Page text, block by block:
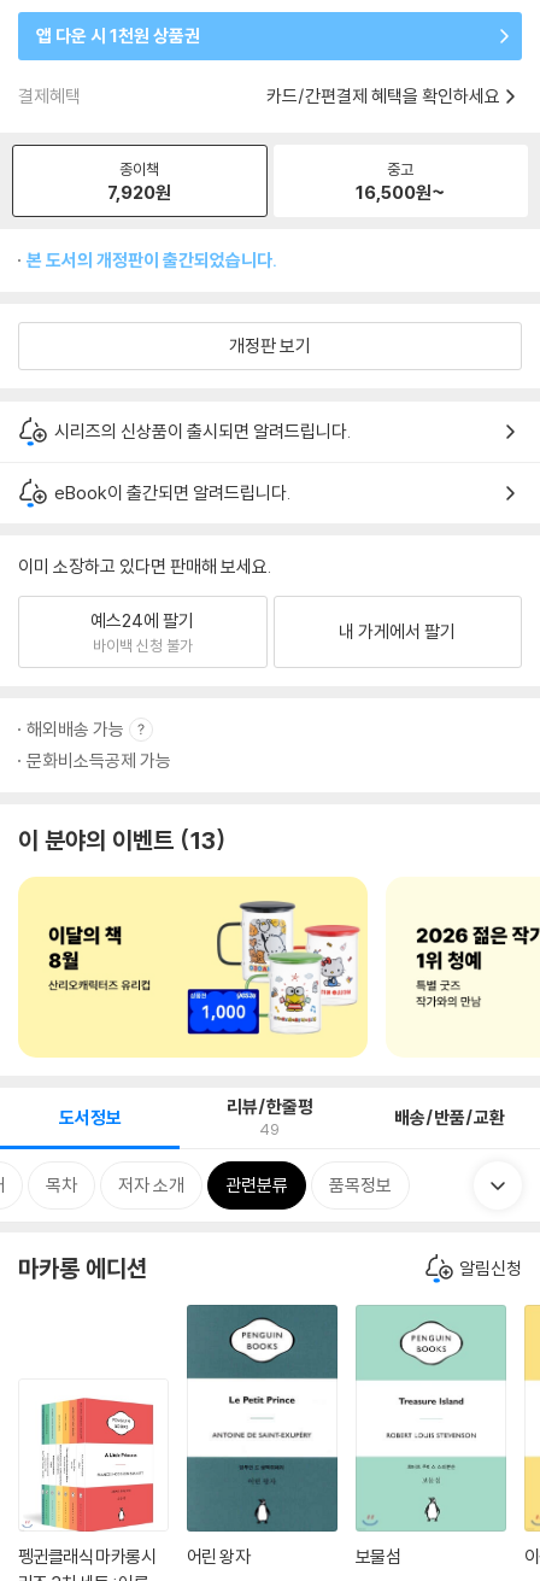
앱 다운 시 1천원 상품권
결제혜택 카드/간편결제 혜택을 확인하세요
종이책
7,920원
중고
16,500원~
본 도서의 개정판이 출간되었습니다.
개정판 보기
시리즈의 신상품이 출시되면 알려드립니다.
eBook이 출간되면 알려드립니다.
이미 소장하고 있다면 판매해 보세요.
예스24에 팔기
바이백 신청 불가
내 가게에서 팔기
해외배송 가능
문화비소득공제 가능
이 분야의 이벤트 13
도서정보 리뷰/한줄평
49 배송/반품/교환
목차 저자 소개 관련분류 품목정보
마카롱 에디션 알림신청
펭귄클래식 마카롱시
어린 왕자 보물섬